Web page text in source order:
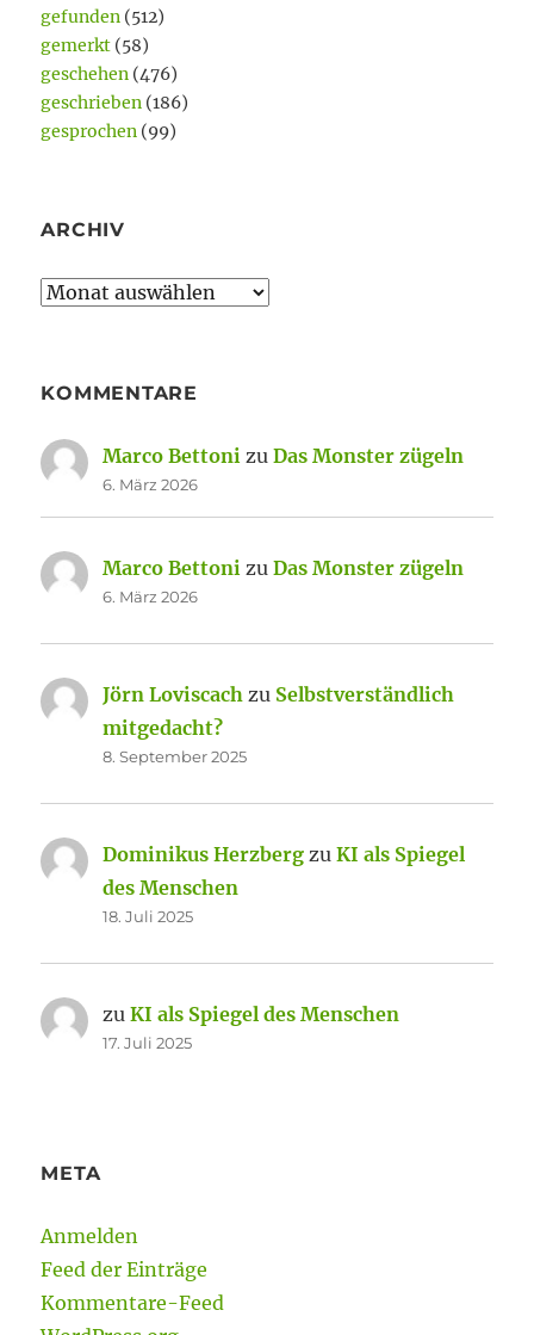
gefunden (512)
gemerkt (58)
geschehen (476)
geschrieben (186)
gesprochen (99)
ARCHIV
Archiv
KOMMENTARE
Marco Bettoni zuDas Monster zügeln
6. März 2026
Marco Bettoni zuDas Monster zügeln
6. März 2026
Jörn Loviscach zu Selbstverständlich
mitgedacht?
8. September 2025
Dominikus Herzberg zuKI als Spiegel
des Menschen
18. Juli 2025
zuKI als Spiegel des Menschen
17. Juli 2025
META
Anmelden
Feed der Einträge
Kommentare-Feed